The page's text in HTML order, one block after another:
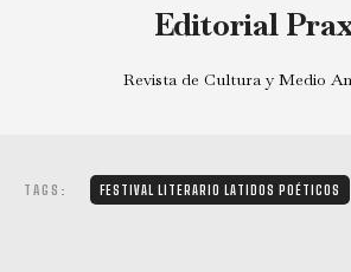
Editorial
Revista de Cultura y Medio
TAGS: FESTIVAL LITERARIO LATIDOS POÉTICOS